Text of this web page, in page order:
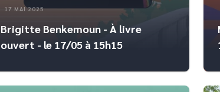
17 MAI 2025
Brigitte Benkemoun - À livre
ouvert - le 17/05 à 15h15